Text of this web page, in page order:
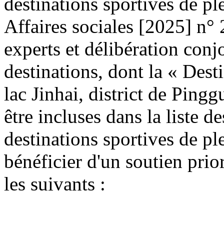
Affaires sociales [2025] n°
experts et délibération
destinations, dont la «
lac Jinhai, district de
être incluses dans la liste
destinations sportives de
bénéficier d'un soutien
les suivants :